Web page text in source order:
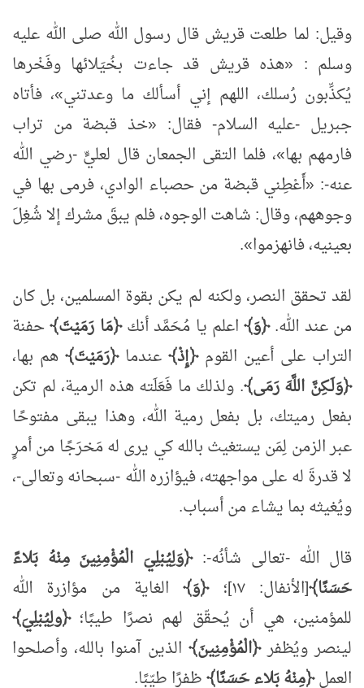
وقيل: لما طلعت قريش قال رسول الله صلى الله عليه
وسلم : «هذه قريش قد جاءت بخُيَلائها وفَخْرها
يُكذِّبون رُسلك، اللهم إني أسألك ما وعدتني»، فأتاه
جبريل -عليه السلام- فقال: «خذ قبضة من تراب
فارمهم بها»، فلما التقى الجمعان قال لعليٍّ -رضي الله
عنه-: «أَعْطِني قبضة من حصباء الوادي، فرمى بها في
وجوههم، وقال: شاهت الوجوه، فلم يبقَ مشرك إلا شُغِلَ
بعينيه، فانهزموا».
لقد تحقق النصر، ولكنه لم يكن بقوة المسلمين، بل كان
من عند الله.﴿وَ﴾اعلم يا مُحَمَّد أنك﴿مَا رَمَيْتَ﴾حفنة
التراب على أعين القوم﴿إِذْ﴾ عندما﴿رَمَيْتَ﴾ هم بها،
﴿وَلَـكِنَّ اللَّهَ رَمَى﴾. ولذلك ما فَعَلَته هذه الرمية، لم تكن
بفعل رميتك، بل بفعل رمية الله، وهذا يبقى مفتوحًا
عبر الزمن لِمَن يستغيث بالله كي يرى له مَخرَجًا من أمرٍ
لا قدرةَ له على مواجهته، فيؤازره الله -سبحانه وتعالى-،
ويُغيثه بما يشاء من أسباب.
قال الله -تعالى شأنُه-: ﴿وَلِيُبْلِيَ الْمُؤْمِنِينَ مِنْهُ بَلاءً
حَسَنًا﴾[الأنفال: ١٧]؛ ﴿وَ﴾الغاية من مؤازرة الله
للمؤمنين، هي أن يُحقّق لهم نصرًا طيبًا؛﴿ولِيُبْلِيَ﴾
لينصر ويُظفر﴿الْمُؤْمِنِينَ﴾ الذين آمنوا بالله، وأصلحوا
العمل﴿مِنْهُ بَلاء حَسَنًا﴾ظفرًا طيّبًا.